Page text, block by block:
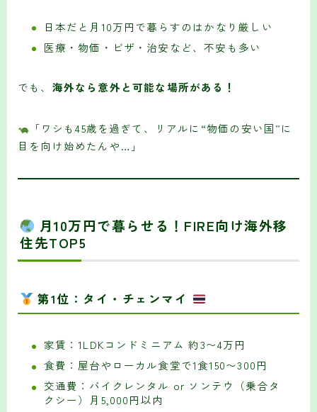
日本だと月10万円で暮らすのはかなり厳しい
医療・物価・ビザ・治安など、不安も多い
でも、 海外なら意外と可能な場所がある！
「ワシも45歳を過ぎて、リアルに“物価の安い国”に
目を向け始めたんや…」
月10万円で暮らせる！FIRE向け海外移
住先TOP5
第1位：タイ・チェンマイ
家賃：1LDKコンドミニアム 約3〜4万円
食費：屋台やローカル食堂で1食150〜300円
交通費：バイクレンタル or ソンテウ（乗合タ
クシー）月5,000円以内